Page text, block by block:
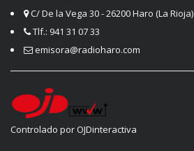
C/ De la Vega 30 - 26200 Haro (La Rioja)
Tlf.: 941 31 07 33
emisora@radioharo.com
Controlado por OJDinteractiva